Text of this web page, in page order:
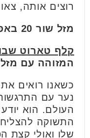
רוצים אותה,
מזל שור 20 באפריל עד 20 במאי
קלף טארוט
המזוהה עם
כשאנו רואים
נער עם
העולם. הוא
התשוקה
שלו ואולי קצת